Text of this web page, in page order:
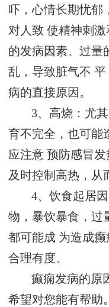
吓，心情长期忧郁
对人致 使精神刺
的发病因素。过量
乱，导致脏气不
病的直接原因。
3、高烧：尤
育不完全，也可能
应注意 预防感冒
及时控制高热，从
4、饮食起居
物，暴饮暴食，过
都可能成 为造成
合理有度。
癫痫发病的原
希望对您能有帮助